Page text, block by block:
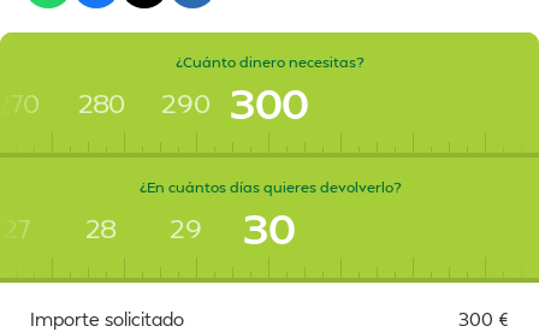
¿Cuánto dinero necesitas?
280 290 300
¿En cuántos días quieres devolverlo?
27 28 29 30
Importe solicitado 300 €